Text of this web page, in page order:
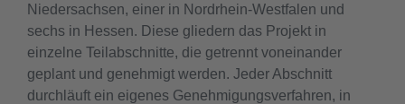
Niedersachsen, einer in Nordrhein-Westfalen und
sechs in Hessen. Diese gliedern das Projekt in
einzelne Teilabschnitte, die getrennt voneinander
geplant und genehmigt werden. Jeder Abschnitt
durchläuft ein eigenes Genehmigungsverfahren, in